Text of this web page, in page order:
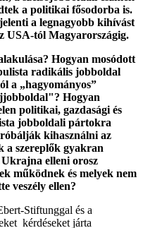
a politikai fősodorba is.
a legnagyobb kihívást
USA-tól Magyarországig.
Hogyan mosódott
radikális jobboldal
a „hagyományos”
Hogyan
politikai, gazdasági és
jobboldali pártokra
kihasználni az
a szereplők gyakran
elleni orosz
működnek és melyek nem
veszély ellen?
Stiftunggal és a
kérdéseket járta